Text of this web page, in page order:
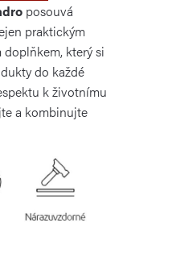
posouvá
praktickým
který si
do každé
k životnímu
a kombinujte